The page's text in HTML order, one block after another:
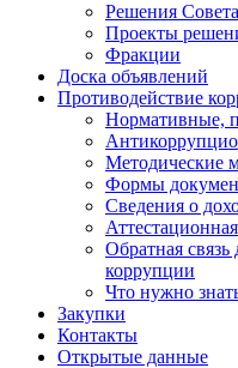
Решения Совета
Проекты
Фракции
Доска объявлений
Противодействие
Нормативные,
Методические
Формы
Сведения о
Обратная
коррупции
Что нужно
Закупки
Контакты
Открытые данные